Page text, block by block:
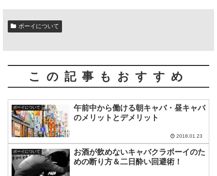
ボーイについて
この記事もおすすめ
ボーイについて
午前中から働ける朝キャバ・昼キャバ
のメリットとデメリット
2018.01.23
ボーイについて
お酒が飲めないキャバクラボーイのた
めの断り方＆二日酔い回避術！